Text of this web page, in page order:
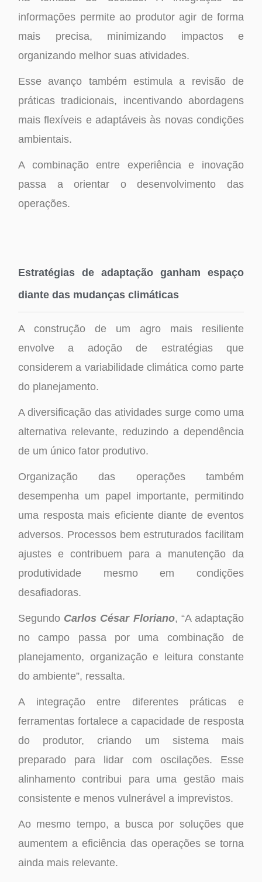
informações permite ao produtor agir de forma
mais precisa, minimizando impactos e
organizando melhor suas atividades.
Esse avanço também estimula a revisão de
práticas tradicionais, incentivando abordagens
mais flexíveis e adaptáveis às novas condições
ambientais.
A combinação entre experiência e inovação
passa a orientar o desenvolvimento das
operações.
Estratégias de adaptação ganham espaço
diante das mudanças climáticas
A construção de um agro mais resiliente
envolve a adoção de estratégias que
considerem a variabilidade climática como parte
do planejamento.
A diversificação das atividades surge como uma
alternativa relevante, reduzindo a dependência
de um único fator produtivo.
Organização das operações também
desempenha um papel importante, permitindo
uma resposta mais eficiente diante de eventos
adversos. Processos bem estruturados facilitam
ajustes e contribuem para a manutenção da
produtividade mesmo em condições
desafiadoras.
Segundo Carlos César Floriano, “A adaptação
no campo passa por uma combinação de
planejamento, organização e leitura constante
do ambiente”, ressalta.
A integração entre diferentes práticas e
ferramentas fortalece a capacidade de resposta
do produtor, criando um sistema mais
preparado para lidar com oscilações. Esse
alinhamento contribui para uma gestão mais
consistente e menos vulnerável a imprevistos.
Ao mesmo tempo, a busca por soluções que
aumentem a eficiência das operações se torna
ainda mais relevante.